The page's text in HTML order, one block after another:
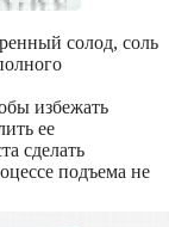
солод, соль
избежать
ее
сделать
подъема не